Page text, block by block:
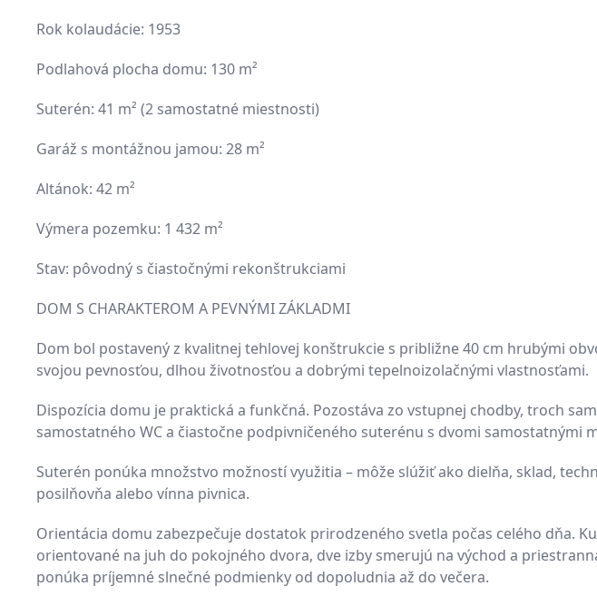
Rok kolaudácie: 1953
Podlahová plocha domu: 130 m²
Suterén: 41 m² (2 samostatné miestnosti)
Garáž s montážnou jamou: 28 m²
Altánok: 42 m²
Výmera pozemku: 1 432 m²
Stav: pôvodný s čiastočnými rekonštrukciami
DOM S CHARAKTEROM A PEVNÝMI ZÁKLADMI
Dom bol postavený z kvalitnej tehlovej konštrukcie s približne 40 cm hrubými
svojou pevnosťou, dlhou životnosťou a dobrými tepelnoizolačnými vlastnosťami.
Dispozícia domu je praktická a funkčná. Pozostáva zo vstupnej chodby, troch
samostatného WC a čiastočne podpivničeného suterénu s dvomi samostatnými
Suterén ponúka množstvo možností využitia – môže slúžiť ako dielňa, sklad,
posilňovňa alebo vínna pivnica.
Orientácia domu zabezpečuje dostatok prirodzeného svetla počas celého dňa.
orientované na juh do pokojného dvora, dve izby smerujú na východ a
ponúka príjemné slnečné podmienky od dopoludnia až do večera.